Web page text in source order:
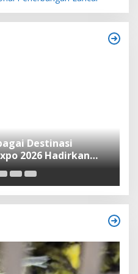
Destinasi
2026 Hadirkan
Global